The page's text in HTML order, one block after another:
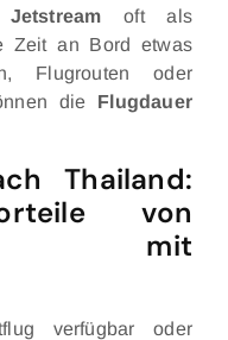
Jetstream oft als
Zeit an Bord etwas
Flugrouten oder
die Flugdauer
Thailand:
von
mit
verfügbar oder